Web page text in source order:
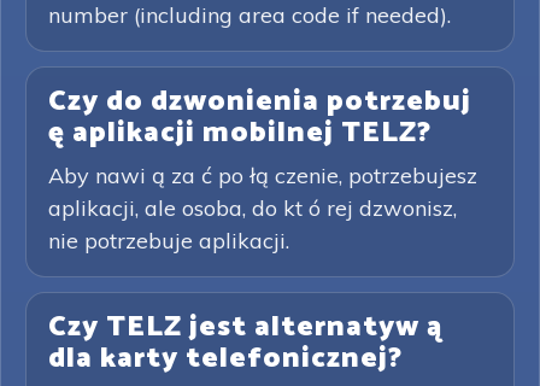
number (including area code if needed).
Czy do dzwonienia potrzebuj
ę aplikacji mobilnej TELZ?
Aby nawi ą za ć po łą czenie, potrzebujesz
aplikacji, ale osoba, do kt ó rej dzwonisz,
nie potrzebuje aplikacji.
Czy TELZ jest alternatyw ą
dla karty telefonicznej?